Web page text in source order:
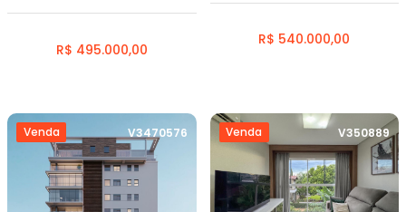
R$ 495.000,00
R$ 540.000,00
Venda V3470576 Venda V350889